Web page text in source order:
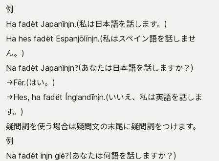
例
Ha fadët Japanīnįn.(私は日本語を話します。)
Ha hes fadët Espanjōlīnįn.(私はスペイン語を話しませ
ん。)
Na fadët Japanīnįn?(あなたは日本語を話しますか？)
→Fēr.(はい。)
→Hes, ha fadët Ínglandīnįn.(いいえ、私は英語を話しま
す。)
疑問詞を使う場合は疑問文の末尾に疑問詞をつけます。
例
Na fadët īnįn gīë?(あなたは何語を話しますか？)